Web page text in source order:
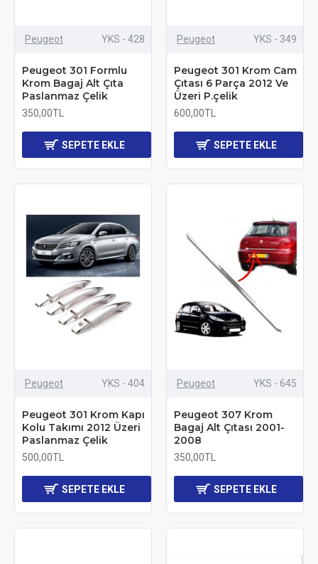
Peugeot YKS - 428
Peugeot 301 Formlu
Krom Bagaj Alt Çıta
Paslanmaz Çelik
350,00TL
SEPETE EKLE
Peugeot YKS - 349
Peugeot 301 Krom Cam
Çıtası 6 Parça 2012 Ve
Üzeri P.çelik
600,00TL
SEPETE EKLE
Peugeot YKS - 404
Peugeot 301 Krom Kapı
Kolu Takımı 2012 Üzeri
Paslanmaz Çelik
500,00TL
SEPETE EKLE
Peugeot YKS - 645
Peugeot 307 Krom
Bagaj Alt Çıtası 2001-
2008
350,00TL
SEPETE EKLE